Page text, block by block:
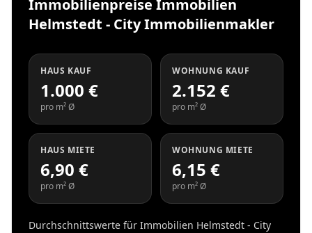
Immobilienpreise Immobilien
Helmstedt - City Immobilienmakler
HAUS KAUF
1.000 €
pro m² Ø
WOHNUNG KAUF
2.152 €
pro m² Ø
HAUS MIETE
6,90 €
pro m² Ø
WOHNUNG MIETE
6,15 €
pro m² Ø
Durchschnittswerte für Immobilien Helmstedt - City